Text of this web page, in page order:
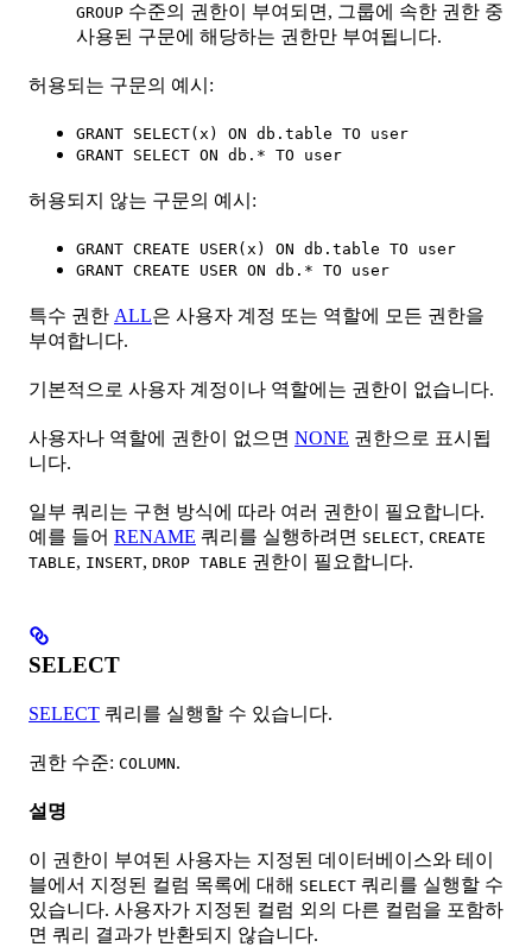
GROUP 수준의 권한이 부여되면, 그룹에 속한 권한 중
사용된 구문에 해당하는 권한만 부여됩니다.
허용되는 구문의 예시:
GRANT SELECT(x) ON db.table TO user
GRANT SELECT ON db.* TO user
허용되지 않는 구문의 예시:
GRANT CREATE USER(x) ON db.table TO user
GRANT CREATE USER ON db.* TO user
특수 권한 ALL은 사용자 계정 또는 역할에 모든 권한을
부여합니다.
기본적으로 사용자 계정이나 역할에는 권한이 없습니다.
사용자나 역할에 권한이 없으면 NONE 권한으로 표시됩
니다.
일부 쿼리는 구현 방식에 따라 여러 권한이 필요합니다.
예를 들어 RENAME 쿼리를 실행하려면 SELECT, CREATE
TABLE, INSERT, DROP TABLE 권한이 필요합니다.
SELECT
SELECT 쿼리를 실행할 수 있습니다.
권한 수준: COLUMN.
설명
이 권한이 부여된 사용자는 지정된 데이터베이스와 테이
블에서 지정된 컬럼 목록에 대해 SELECT 쿼리를 실행할 수
있습니다. 사용자가 지정된 컬럼 외의 다른 컬럼을 포함하
면 쿼리 결과가 반환되지 않습니다.